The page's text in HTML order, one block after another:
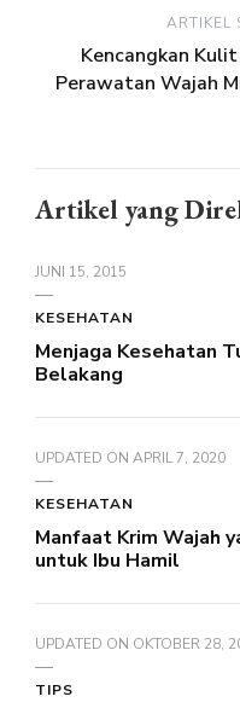
ARTIKEL
Kencangkan
Perawatan Wajah
Artikel yang
JUNI 15, 2015
KESEHATAN
Menjaga Kesehatan
Belakang
UPDATED ON APRIL 7, 2020
KESEHATAN
Manfaat Krim Wajah
untuk Ibu Hamil
UPDATED ON OKTOBER 28,
TIPS